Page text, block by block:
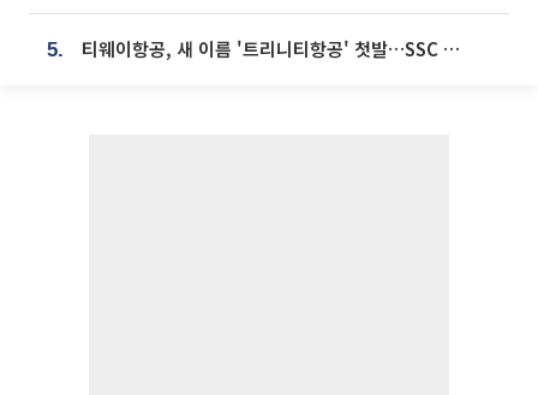
5. 티웨이항공, 새 이름 '트리니티항공' 첫발…SSC 전략 본격화